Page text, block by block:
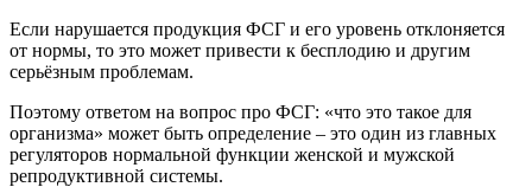
Если нарушается продукция ФСГ и его уровень отклоняется
от нормы, то это может привести к бесплодию и другим
серьёзным проблемам.
Поэтому ответом на вопрос про ФСГ: «что это такое для
организма» может быть определение – это один из главных
регуляторов нормальной функции женской и мужской
репродуктивной системы.